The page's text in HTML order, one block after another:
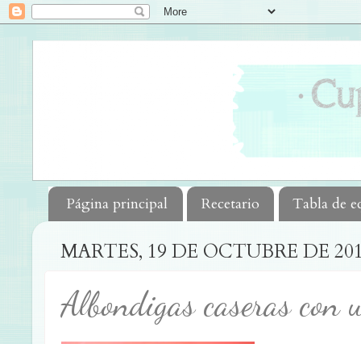
Página principal Recetario Tabla de
MARTES, 19 DE OCTUBRE DE
Albondigas caseras con